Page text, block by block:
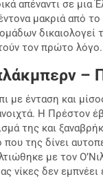
απέναντι σε μια
μακριά από το
δικαιολογεί
τον πρώτο λόγο.
–
με ένταση και
Η Πρέστον
της και
που της δίνει
με τον
νίκες δεν